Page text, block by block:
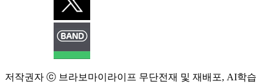
저작권자 ⓒ 브라보마이라이프 무단전재 및 재배포, AI학습